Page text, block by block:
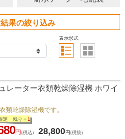
果の絞り込み
表示形式
レーター衣類乾燥除湿機 ホワイ
類乾燥除湿機です。
定 残り＝ 1
円(税込) 28,800円(税抜)